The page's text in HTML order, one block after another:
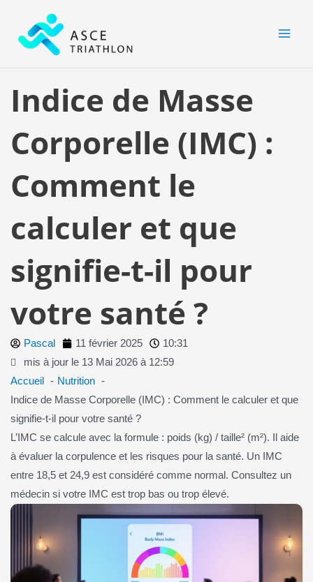
contenu
Indice de Masse
Corporelle (IMC) :
Comment le
calculer et que
signifie-t-il pour
votre santé ?
Pascal 11 février 2025
10:31
mis à jour le 13 Mai 2026 à 12:59
Accueil
Nutrition
Indice de Masse Corporelle (IMC) : Comment le calculer et que
signifie-t-il pour votre santé ?
L’IMC se calcule avec la formule : poids (kg) / taille² (m²). Il aide
à évaluer la corpulence et les risques pour la santé. Un IMC
entre 18,5 et 24,9 est considéré comme normal. Consultez un
médecin si votre IMC est trop bas ou trop élevé.